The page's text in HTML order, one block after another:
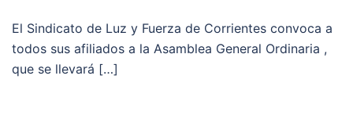
El Sindicato de Luz y Fuerza de Corrientes convoca a
todos sus afiliados a la Asamblea General Ordinaria ,
que se llevará […]